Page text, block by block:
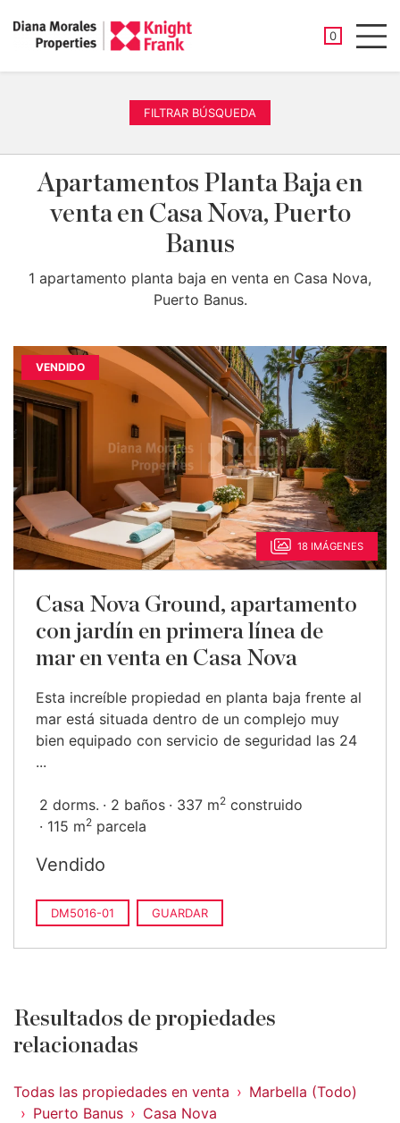
0
FILTRAR BÚSQUEDA
Apartamentos Planta Baja en
venta en Casa Nova, Puerto
Banus
1 apartamento planta baja en venta en Casa Nova,
Puerto Banus.
VENDIDO
18 IMÁGENES
Casa Nova Ground, apartamento
con jardín en primera línea de
mar en venta en Casa Nova
Esta increíble propiedad en planta baja frente al
mar está situada dentro de un complejo muy
bien equipado con servicio de seguridad las 24
...
2 dorms. 2 baños 337 m2 construido
115 m2 parcela
Vendido
DM5016-01 GUARDAR
Resultados de propiedades
relacionadas
Todas las propiedades en venta
Marbella (Todo)
Puerto Banus
Casa Nova